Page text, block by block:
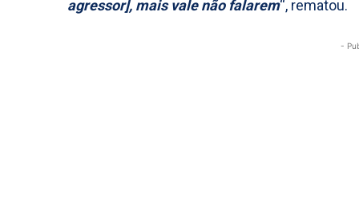
agressor], mais vale não falarem“, rematou.
-